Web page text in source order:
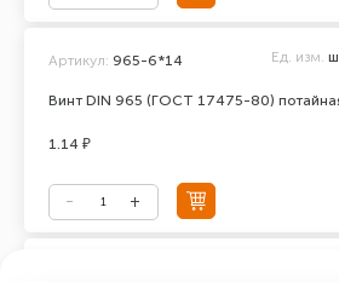
Винт DIN 965 (ГОСТ 17475-80)
Артикул: 965-6*14 Ед. изм.
1.14 ₽